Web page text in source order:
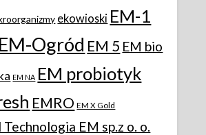
ekowioski EM-1
EM-Ogród EM 5 EM bio
EM NA EM probiotyk
EMRO EM X Gold
EM sp.z o. o.